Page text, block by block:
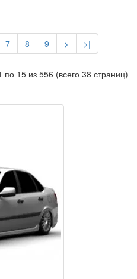
7 8 9 > >|
по 15 из 556 (всего 38 страниц)